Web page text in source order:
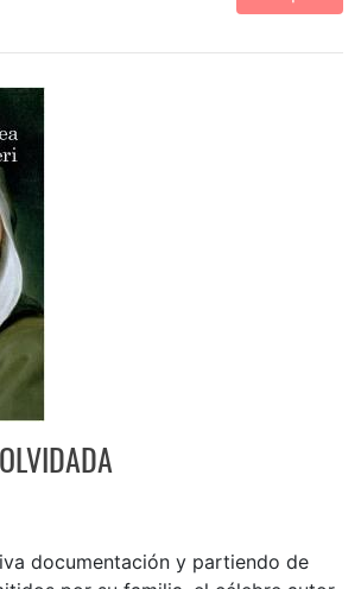
documentación y partiendo de